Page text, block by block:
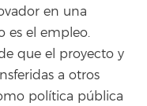
en una
es el empleo.
que el proyecto y
a otros
política pública